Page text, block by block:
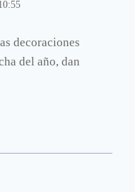
decoraciones
del año, dan